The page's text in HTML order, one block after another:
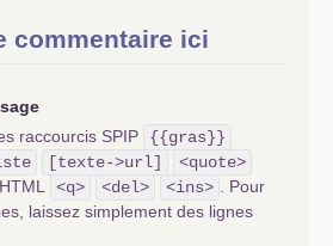
commentaire ici
raccourcis SPIP
{{gras}}
[texte->url]
<quote>
<q> <del> <ins>
. Pour
laissez simplement des lignes